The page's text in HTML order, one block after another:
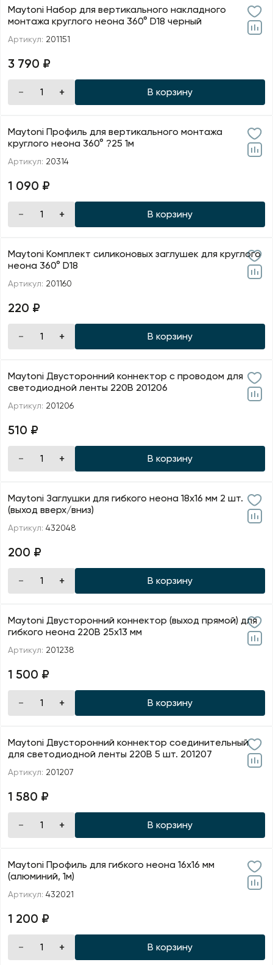
Maytoni Набор для вертикального накладного
монтажа круглого неона 360° D18 черный
Артикул: 201151
3 790 ₽
В корзину
Maytoni Профиль для вертикального монтажа
круглого неона 360° ?25 1м
Артикул: 20314
1 090 ₽
В корзину
Maytoni Комплект силиконовых заглушек для круглого
неона 360° D18
Артикул: 201160
220 ₽
В корзину
Maytoni Двусторонний коннектор с проводом для
светодиодной ленты 220В 201206
Артикул: 201206
510 ₽
В корзину
Maytoni Заглушки для гибкого неона 18х16 мм 2 шт.
(выход вверх/вниз)
Артикул: 432048
200 ₽
В корзину
Maytoni Двусторонний коннектор (выход прямой) для
гибкого неона 220В 25х13 мм
Артикул: 201238
1 500 ₽
В корзину
Maytoni Двусторонний коннектор соединительный
для светодиодной ленты 220В 5 шт. 201207
Артикул: 201207
1 580 ₽
В корзину
Maytoni Профиль для гибкого неона 16x16 мм
(алюминий, 1м)
Артикул: 432021
1 200 ₽
В корзину